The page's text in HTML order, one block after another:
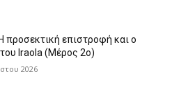
προσεκτική επιστροφή και ο
Iraola (Μέρος 2ο)
2026